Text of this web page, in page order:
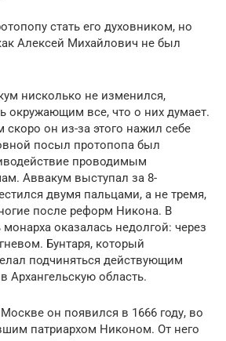
стать его духовником, но
Алексей Михайлович не был
нисколько не изменился,
окружающим все, что о них думает.
скоро он из-за этого нажил себе
посыл протопопа был
проводимым
Аввакум выступал за 8-
двумя пальцами, а не тремя,
после реформ Никона. В
монарха оказалась недолгой: через
Бунтаря, который
подчиняться действующим
Архангельскую область.
он появился в 1666 году, во
патриархом Никоном. От него